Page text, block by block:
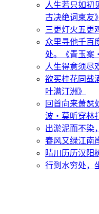
人生若只如初
古决绝词柬友》
三更灯火五更
众里寻他千百
处。
《青玉案
人生得意须尽
欲买桂花同载
叶满汀洲》
回首向来萧瑟
波・莫听穿林
出淤泥而不染
春风又绿江南
晴川历历汉阳
行到水穷处，